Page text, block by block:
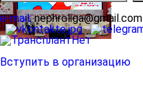
e-mail:nephroliga@gmail.com
Вступить в организацию